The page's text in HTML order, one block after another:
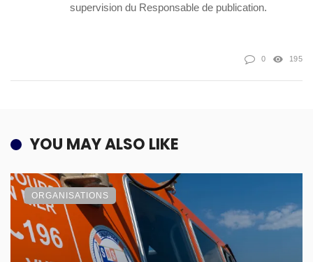
supervision du Responsable de publication.
0 195
YOU MAY ALSO LIKE
ORGANISATIONS